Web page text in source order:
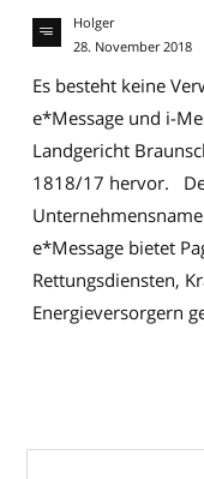
Holger
28. November 2018
Es besteht keine
e*Message und i-
Landgericht
1818/17 hervor.
e*Message bietet
Rettungsdiensten,
Energieversorgern